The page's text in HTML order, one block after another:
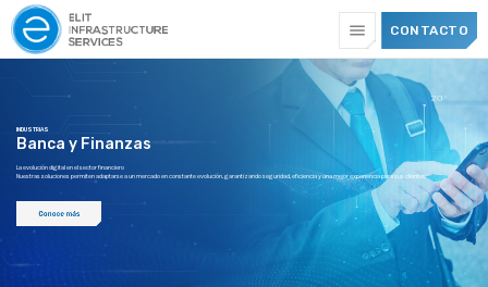
menu CONTACTO
TOP CATEGORIES
13 JULIO, 2026
INDUSTRIAS
Banca y Finanzas
La evolución digital en el sector financiero
Nuestras soluciones permiten adaptarse a un mercado en constante evolución, garantizando seguridad, eficiencia y una mejor experiencia para sus clientes.